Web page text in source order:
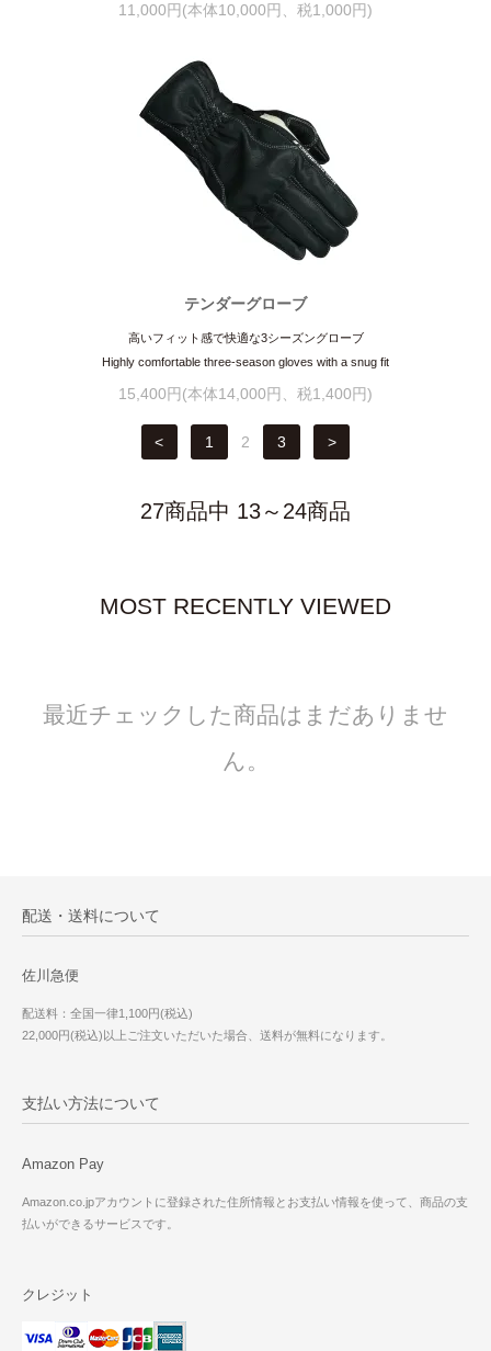
11,000円(本体10,000円、税1,000円)
テンダーグローブ
高いフィット感で快適な3シーズングローブ
Highly comfortable three-season gloves with a snug fit
15,400円(本体14,000円、税1,400円)
< 1 2 3 >
27商品中 13～24商品
MOST RECENTLY VIEWED
最近チェックした商品はまだありませ
ん。
配送・送料について
佐川急便
配送料：全国一律1,100円(税込)
22,000円(税込)以上ご注文いただいた場合、送料が無料になります。
支払い方法について
Amazon Pay
Amazon.co.jpアカウントに登録された住所情報とお支払い情報を使って、商品の支
払いができるサービスです。
クレジット